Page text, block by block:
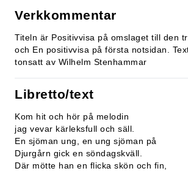
Verkkommentar
Titeln är Positivvisa på omslaget till den
och En positivvisa på första notsidan.
tonsatt av Wilhelm Stenhammar
Libretto/text
Kom hit och hör på melodin
jag vevar kärleksfull och säll.
En sjöman ung, en ung sjöman på
Djurgårn gick en söndagskväll.
Där mötte han en flicka skön och fin,